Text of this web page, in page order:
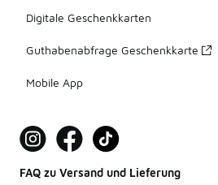
Digitale Geschenkkarten
Guthabenabfrage Geschenkkarte
Mobile App
FAQ zu Versand und Lieferung